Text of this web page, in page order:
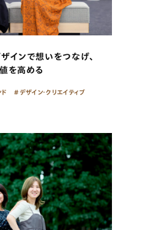
インで想いをつなげ、
を高める
ド デザイン・クリエイティブ